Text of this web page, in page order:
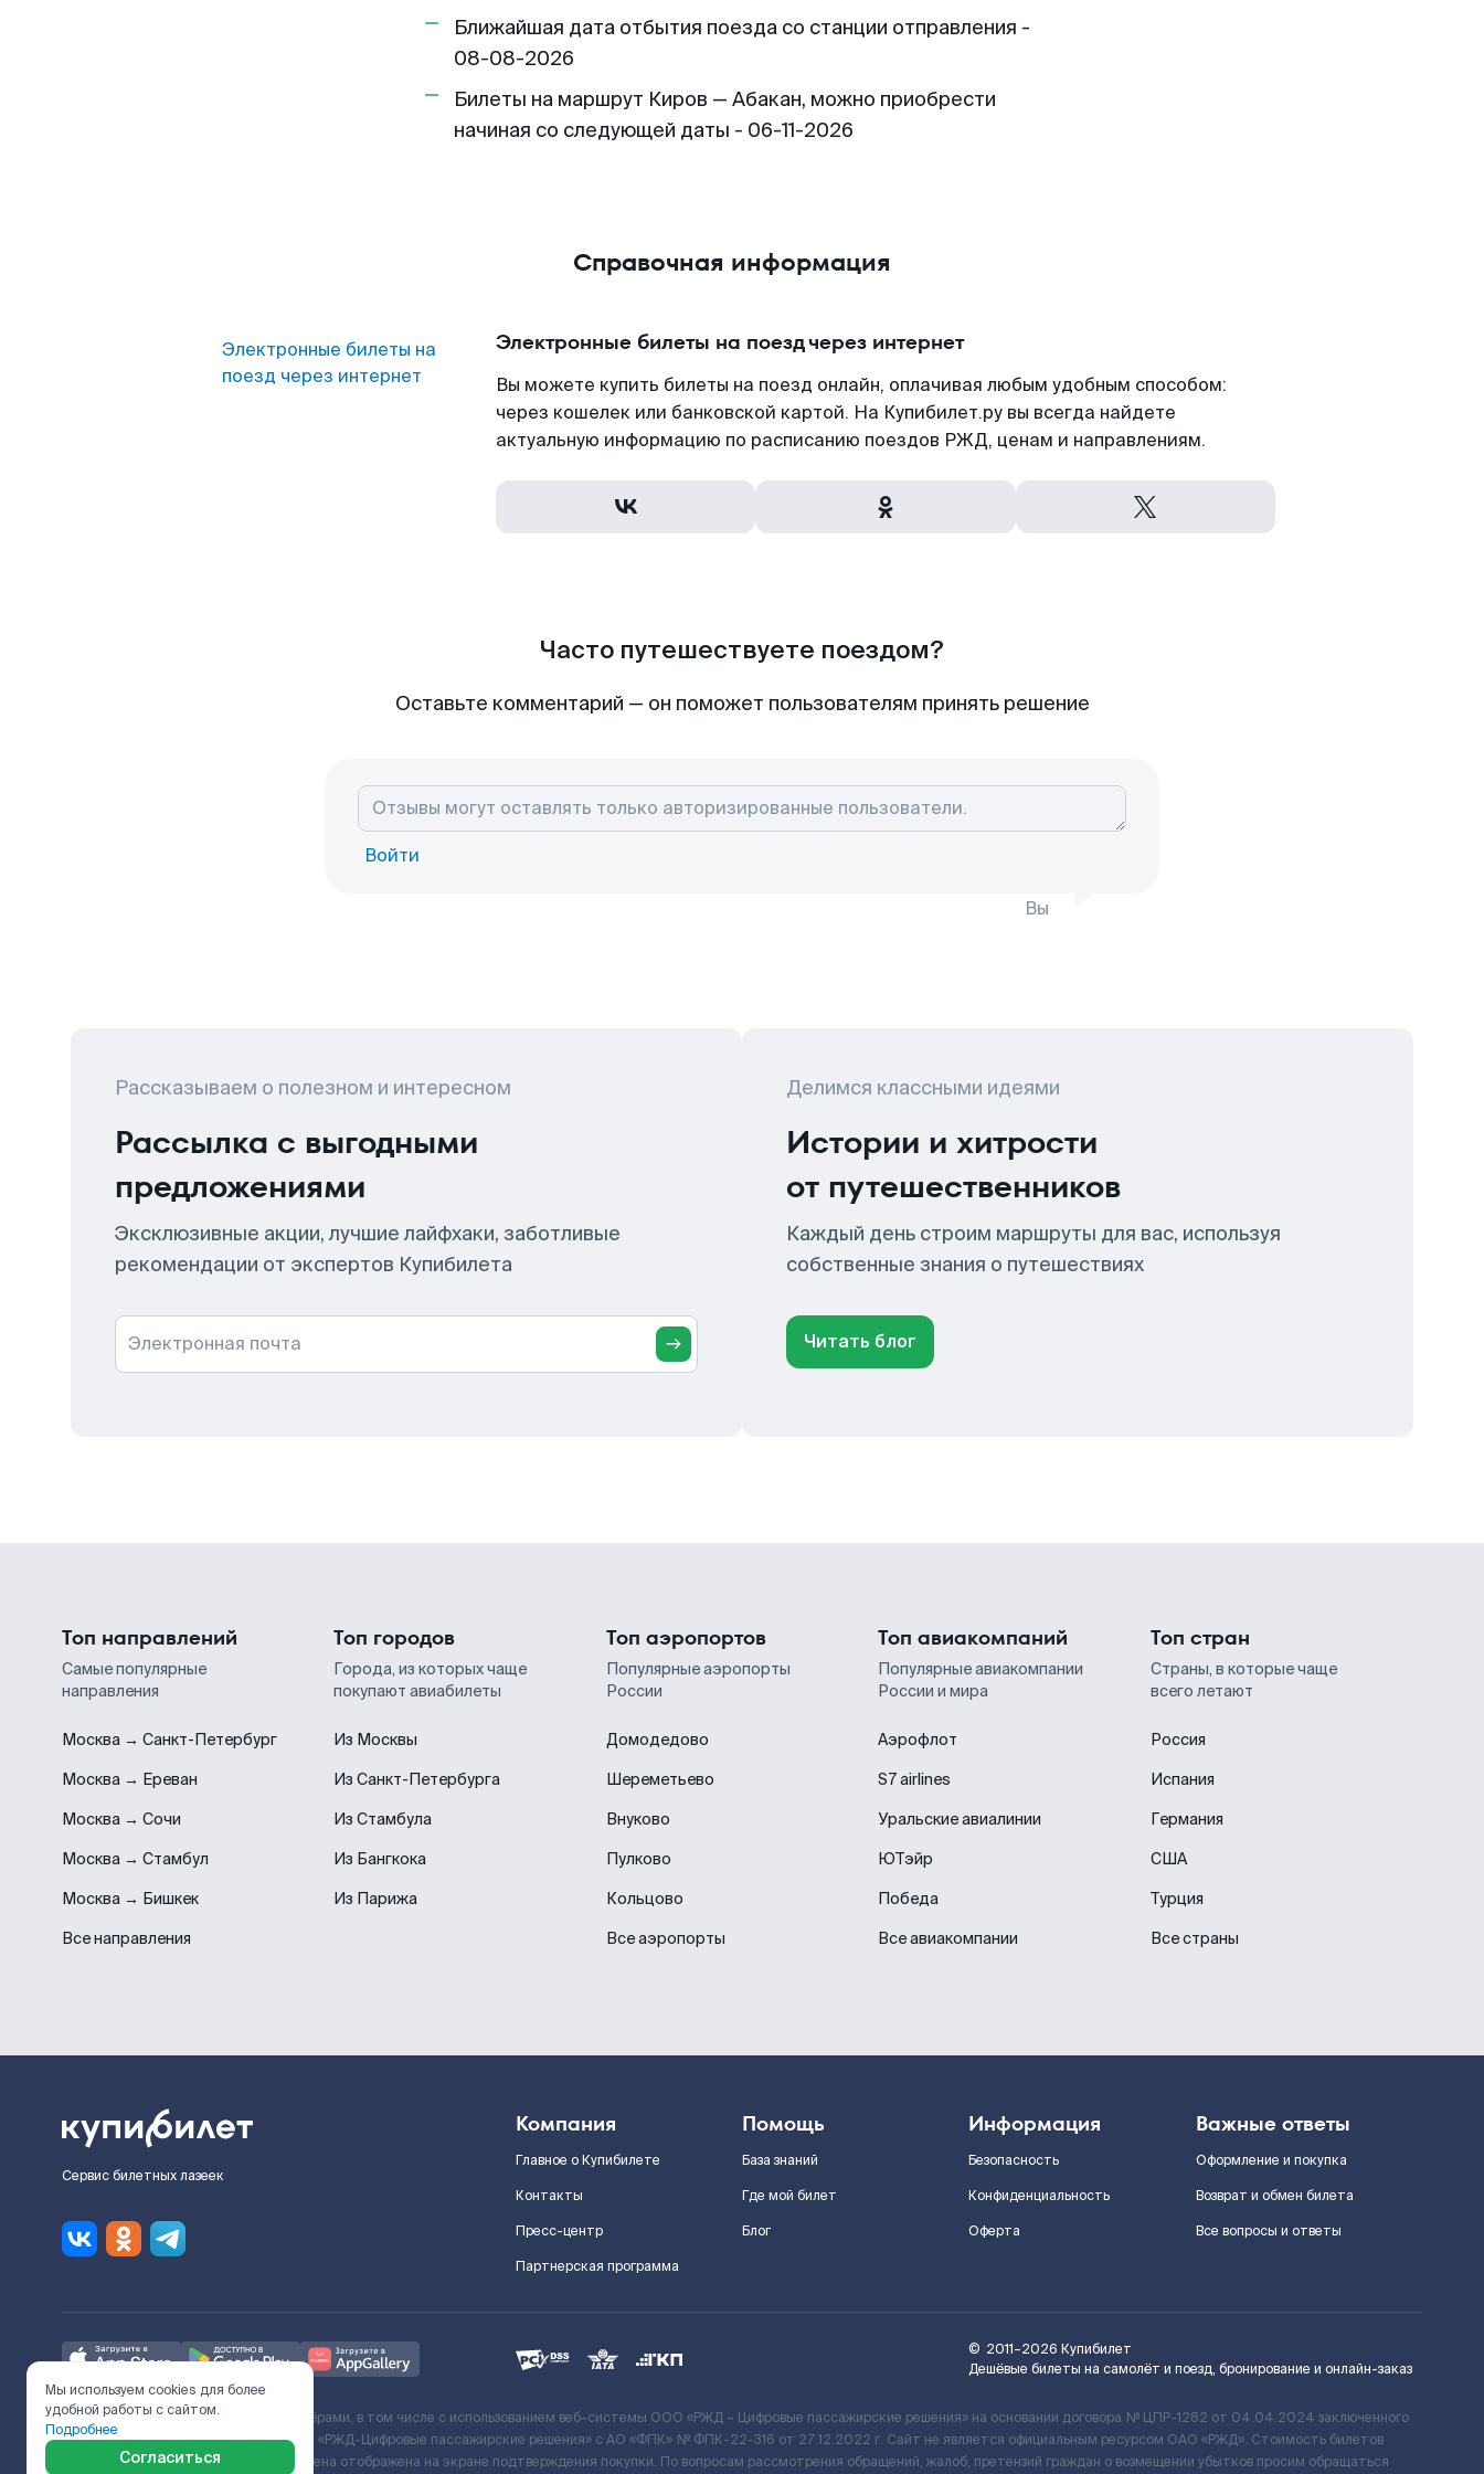
Ближайшая дата отбытия поезда со станции отправления -
08-08-2026
Билеты на маршрут Киров — Абакан, можно приобрести
начиная со следующей даты - 06-11-2026
Справочная информация
Электронные билеты на
поезд через интернет
Электронные билеты на поезд через интернет
Вы можете купить билеты на поезд онлайн, оплачивая любым удобным способом:
через кошелек или банковской картой. На Купибилет.ру вы всегда найдете
актуальную информацию по расписанию поездов РЖД, ценам и направлениям.
Часто путешествуете поездом?
Оставьте комментарий — он поможет пользователям принять решение
Войти
Вы
Рассказываем о полезном и интересном
Рассылка с выгодными
предложениями
Эксклюзивные акции, лучшие лайфхаки, заботливые
рекомендации от экспертов Купибилета
Электронная почта
Делимся классными идеями
Истории и хитрости
от путешественников
Каждый день строим маршруты для вас, используя
собственные знания о путешествиях
Читать блог
Топ направлений
Самые популярные
направления
Москва → Санкт-Петербург
Москва → Ереван
Москва → Сочи
Москва → Стамбул
Москва → Бишкек
Все направления
Топ городов
Города, из которых чаще
покупают авиабилеты
Из Москвы
Из Санкт-Петербурга
Из Стамбула
Из Бангкока
Из Парижа
Топ аэропортов
Популярные аэропорты
России
Домодедово
Шереметьево
Внуково
Пулково
Кольцово
Все аэропорты
Топ авиакомпаний
Популярные авиакомпании
России и мира
Аэрофлот
S7 airlines
Уральские авиалинии
ЮТэйр
Победа
Все авиакомпании
Топ стран
Страны, в которые чаще
всего летают
Россия
Испания
Германия
США
Турция
Все страны
Сервис билетных лазеек
Компания
Главное о Купибилете
Контакты
Пресс-центр
Партнерская программа
Помощь
База знаний
Где мой билет
Блог
Информация
Безопасность
Конфиденциальность
Оферта
Важные ответы
Оформление и покупка
Возврат и обмен билета
Все вопросы и ответы
© 2011–2026 Купибилет
Дешёвые билеты на самолёт и поезд, бронирование и онлайн-заказ
Ж/Д билеты предоставляются партнёрами, в том числе с использованием веб-системы ООО «РЖД – Цифровые пассажирские решения» на основании договора № ЦПР-1282 от 04.04.2024 заключенного
с Поставщиком услуг и Договора ООО «РЖД-Цифровые пассажирские решения» c АО «ФПК» № ФПК-22-316 от 27.12.2022 г. Сайт не является официальным ресурсом ОАО «РЖД». Стоимость билетов
включает сервисный сбор. Итоговая цена отображена на экране подтверждения покупки. По вопросам рассмотрения обращений, жалоб, претензий граждан о возмещении убытков просим обращаться
Мы используем cookies для более
удобной работы с сайтом.
Подробнее
Согласиться